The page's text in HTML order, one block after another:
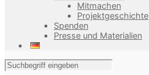
Mitmachen
Projektgeschichte
Spenden
Presse und Materialien